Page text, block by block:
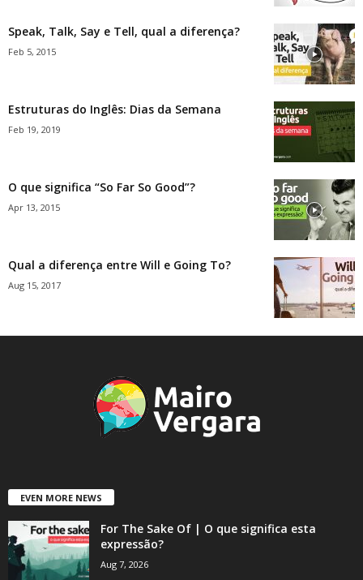
Speak, Talk, Say e Tell, qual a diferença?
Feb 5, 2015
Estruturas do Inglês: Dias da Semana
Feb 19, 2019
O que significa “So Far So Good”?
Apr 13, 2015
Qual a diferença entre Will e Going To?
Aug 15, 2017
EVEN MORE NEWS
For The Sake Of | O que significa esta
expressão?
Aug 7, 2026